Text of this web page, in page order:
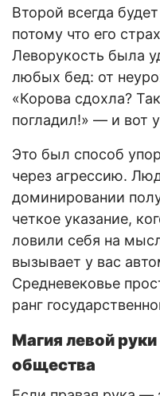
Второй всегда
потому что его
Леворукость была
любых бед: от
«Корова сдохла?
погладил!» — и вот
Это был способ
через агрессию.
доминировании
четкое указание,
ловили себя на
вызывает у вас
Средневековье
ранг
Магия левой руки
общества